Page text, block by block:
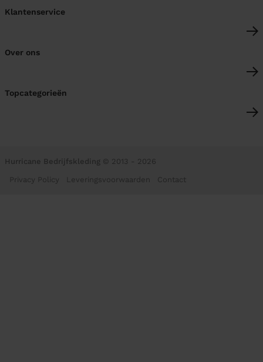
Klantenservice
Over ons
Topcategorieën
Hurricane Bedrijfskleding © 2013 - 2026
Privacy Policy Leveringsvoorwaarden Contact